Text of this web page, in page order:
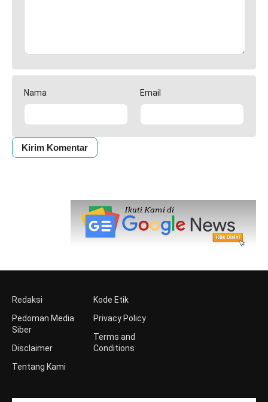
Nama Email
Redaksi
Pedoman Media
Siber
Disclaimer
Tentang Kami
Kode Etik
Privacy Policy
Terms and
Conditions